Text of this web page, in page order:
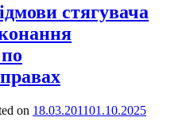
стягувача
on 18.03.201101.10.2025